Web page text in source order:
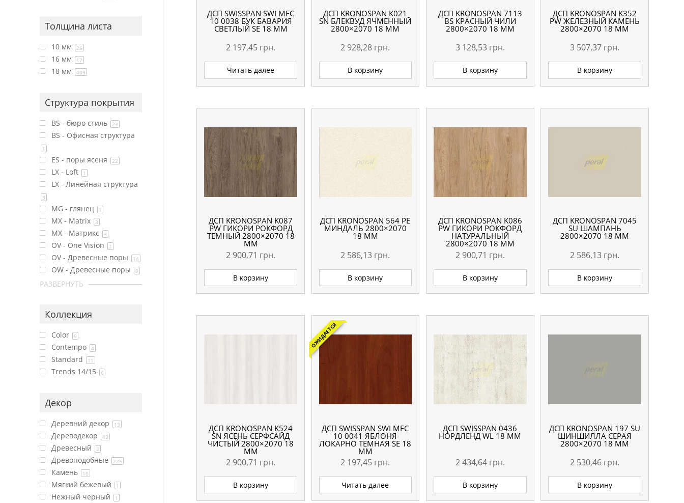
ДСП SWISSPAN SWI MFC
10 0038 БУК БАВАРИЯ
СВЕТЛЫЙ SE 18 ММ
2 197,45 грн.
Читать далее
ДСП KRONOSPAN К021
SN БЛЕКВУД ЯЧМЕННЫЙ
2800×2070 18 ММ
2 928,28 грн.
В корзину
ДСП KRONOSPAN 7113
BS КРАСНЫЙ ЧИЛИ
2800×2070 18 ММ
3 128,53 грн.
В корзину
ДСП KRONOSPAN K352
PW ЖЕЛЕЗНЫЙ КАМЕНЬ
2800×2070 18 ММ
3 507,37 грн.
В корзину
ДСП KRONOSPAN K087
PW ГИКОРИ РОКФОРД
ТЕМНЫЙ 2800×2070 18
ММ
2 900,71 грн.
В корзину
ДСП KRONOSPAN 564 РЕ
МИНДАЛЬ 2800×2070
18 ММ
2 586,13 грн.
В корзину
ДСП KRONOSPAN K086
PW ГИКОРИ РОКФОРД
НАТУРАЛЬНЫЙ
2800×2070 18 ММ
2 900,71 грн.
В корзину
ДСП KRONOSPAN 7045
SU ШАМПАНЬ
2800×2070 18 ММ
2 586,13 грн.
В корзину
ДСП KRONOSPAN K524
SN ЯСЕНЬ СЕРФСАЙД
ЧИСТЫЙ 2800×2070 18
ММ
2 900,71 грн.
В корзину
ОЖИДАЕТСЯ
ДСП SWISSPAN SWI MFC
10 0041 ЯБЛОНЯ
ЛОКАРНО ТЕМНАЯ SE 18
ММ
2 197,45 грн.
Читать далее
ДСП SWISSPAN 0436
НОРДЛЕНД WL 18 ММ
2 434,64 грн.
В корзину
ДСП KRONOSPAN 197 SU
ШИНШИЛЛА СЕРАЯ
2800×2070 18 ММ
2 530,46 грн.
В корзину
Толщина листа
10 мм 26
16 мм 17
18 мм 409
Структура покрытия
BS - бюро стиль 23
BS - Офисная структура
1
ES - поры ясеня 22
LX - Loft 1
LX - Линейная структура
3
MG - глянец 1
MX - Matrix 3
MX - Матрикс 3
OV - One Vision 1
OV - Древесные поры 14
OW - Древесные поры 8
РАЗВЕРНУТЬ
Коллекция
Color 9
Contempo 4
Standard 11
Trends 14/15 6
Декор
Деревний декор 13
Дереводекор 43
Древесный 2
Древоподобные 225
Камень 16
Мягкий бежевый 1
Нежный черный 1